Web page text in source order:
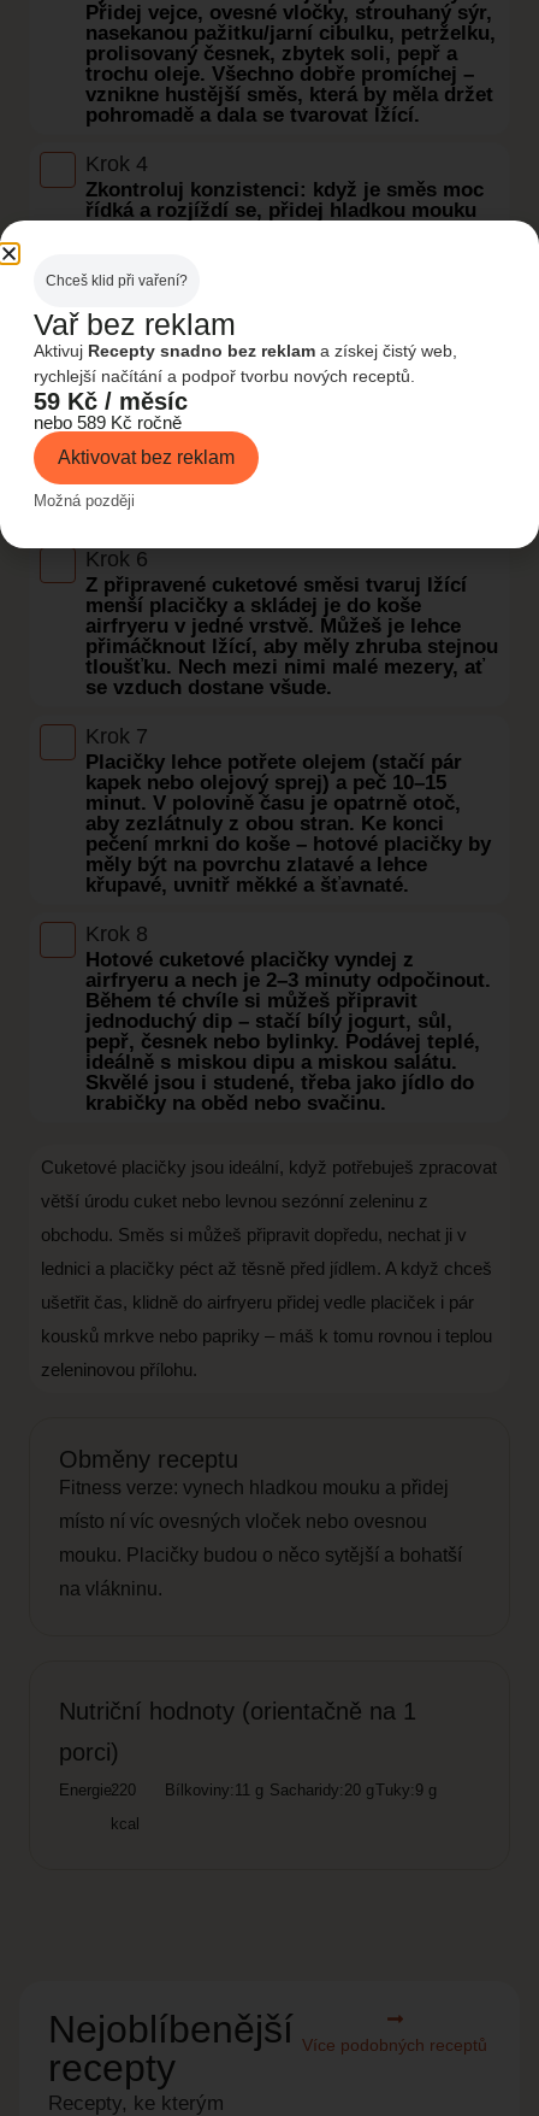
Přidej vejce, ovesné vločky, strouhaný sýr,
nasekanou pažitku/jarní cibulku, petrželku,
prolisovaný česnek, zbytek soli, pepř a
trochu oleje. Všechno dobře promíchej –
vznikne hustější směs, která by měla držet
pohromadě a dala se tvarovat lžící.
Krok 4
Zkontroluj konzistenci: když je směs moc
řídká a rozjíždí se, přidej hladkou mouku
přidat lžíci vody nebo trošku jogurtu.
Cílem je „kaše“, ze které uděláš lžící
bochánek, který drží tvar.
Krok 5
Airfryer předehřej na 180 °C. Koš můžeš
lehce postříkat olejem nebo vyložit
papírem do airfryeru (ideálně
perforovaným), aby se placičky nepřilepily.
Pokud používáš klasický pečicí papír, nech
na okrajích prostor, aby mohl vzduch
dobře proudit.
Krok 6
Z připravené cuketové směsi tvaruj lžící
menší placičky a skládej je do koše
airfryeru v jedné vrstvě. Můžeš je lehce
přimáčknout lžící, aby měly zhruba stejnou
tloušťku. Nech mezi nimi malé mezery, ať
se vzduch dostane všude.
Krok 7
Placičky lehce potřete olejem (stačí pár
kapek nebo olejový sprej) a peč 10–15
minut. V polovině času je opatrně otoč,
aby zezlátnuly z obou stran. Ke konci
pečení mrkni do koše – hotové placičky by
měly být na povrchu zlatavé a lehce
křupavé, uvnitř měkké a šťavnaté.
Krok 8
Hotové cuketové placičky vyndej z
airfryeru a nech je 2–3 minuty odpočinout.
Během té chvíle si můžeš připravit
jednoduchý dip – stačí bílý jogurt, sůl,
pepř, česnek nebo bylinky. Podávej teplé,
ideálně s miskou dipu a miskou salátu.
Skvělé jsou i studené, třeba jako jídlo do
krabičky na oběd nebo svačinu.
Cuketové placičky jsou ideální, když potřebuješ zpracovat
větší úrodu cuket nebo levnou sezónní zeleninu z
obchodu. Směs si můžeš připravit dopředu, nechat ji v
lednici a placičky péct až těsně před jídlem. A když chceš
ušetřit čas, klidně do airfryeru přidej vedle placiček i pár
kousků mrkve nebo papriky – máš k tomu rovnou i teplou
zeleninovou přílohu.
Obměny receptu
Fitness verze: vynech hladkou mouku a přidej
místo ní víc ovesných vloček nebo ovesnou
mouku. Placičky budou o něco sytější a bohatší
na vlákninu.
Nutriční hodnoty (orientačně na 1
porci)
Energie:220
kcal
Bílkoviny: 11 g Sacharidy: 20 gTuky: 9 g
Nejoblíbenější
recepty
Recepty, ke kterým
Více podobných receptů
Chceš klid při vaření?
Vař bez reklam
Aktivuj Recepty snadno bez reklam a získej čistý web,
rychlejší načítání a podpoř tvorbu nových receptů.
59 Kč / měsíc
nebo 589 Kč ročně
Aktivovat bez reklam
Možná později